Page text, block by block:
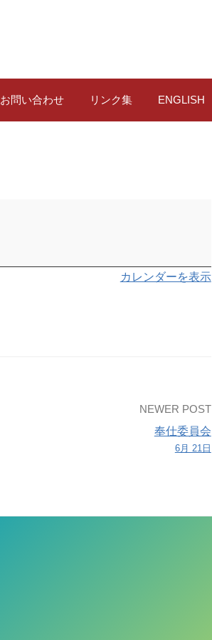
お問い合わせ リンク集 ENGLISH
カレンダーを表示
NEWER POST
奉仕委員会
6月 21日